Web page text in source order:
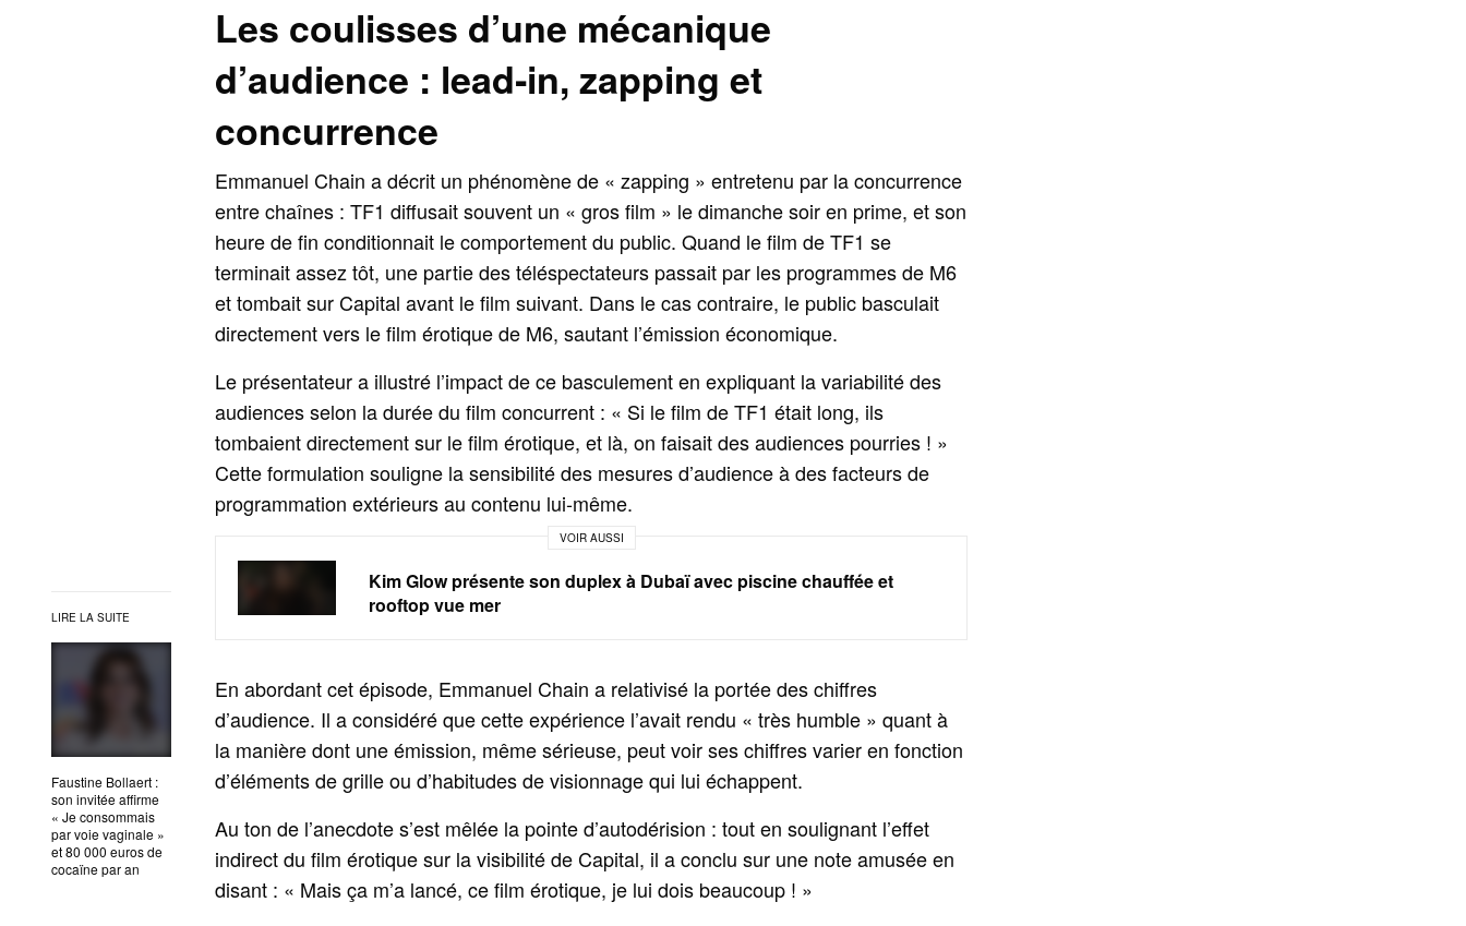
LIRE LA SUITE
Faustine Bollaert :
son invitée affirme
« Je consommais
par voie vaginale »
et 80 000 euros de
cocaïne par an
Les coulisses d’une mécanique
d’audience : lead‑in, zapping et
concurrence
Emmanuel Chain a décrit un phénomène de « zapping » entretenu par la concurrence
entre chaînes : TF1 diffusait souvent un « gros film » le dimanche soir en prime, et son
heure de fin conditionnait le comportement du public. Quand le film de TF1 se
terminait assez tôt, une partie des téléspectateurs passait par les programmes de M6
et tombait sur Capital avant le film suivant. Dans le cas contraire, le public basculait
directement vers le film érotique de M6, sautant l’émission économique.
Le présentateur a illustré l’impact de ce basculement en expliquant la variabilité des
audiences selon la durée du film concurrent : « Si le film de TF1 était long, ils
tombaient directement sur le film érotique, et là, on faisait des audiences pourries ! »
Cette formulation souligne la sensibilité des mesures d’audience à des facteurs de
programmation extérieurs au contenu lui‑même.
VOIR AUSSI
Kim Glow présente son duplex à Dubaï avec piscine chauffée et
rooftop vue mer
En abordant cet épisode, Emmanuel Chain a relativisé la portée des chiffres
d’audience. Il a considéré que cette expérience l’avait rendu « très humble » quant à
la manière dont une émission, même sérieuse, peut voir ses chiffres varier en fonction
d’éléments de grille ou d’habitudes de visionnage qui lui échappent.
Au ton de l’anecdote s’est mêlée la pointe d’autodérision : tout en soulignant l’effet
indirect du film érotique sur la visibilité de Capital, il a conclu sur une note amusée en
disant : « Mais ça m’a lancé, ce film érotique, je lui dois beaucoup ! »